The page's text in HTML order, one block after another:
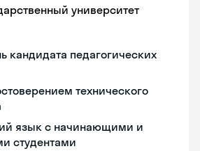
университет
кандидата педагогических
технического
язык с начинающими и
студентами